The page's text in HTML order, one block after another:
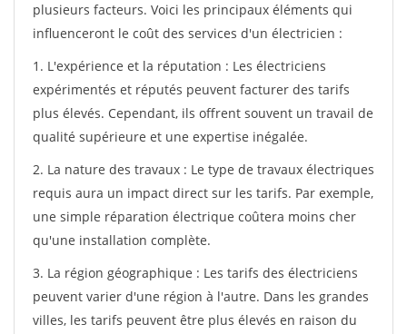
plusieurs facteurs. Voici les principaux éléments qui
influenceront le coût des services d'un électricien :
1. L'expérience et la réputation : Les électriciens
expérimentés et réputés peuvent facturer des tarifs
plus élevés. Cependant, ils offrent souvent un travail de
qualité supérieure et une expertise inégalée.
2. La nature des travaux : Le type de travaux électriques
requis aura un impact direct sur les tarifs. Par exemple,
une simple réparation électrique coûtera moins cher
qu'une installation complète.
3. La région géographique : Les tarifs des électriciens
peuvent varier d'une région à l'autre. Dans les grandes
villes, les tarifs peuvent être plus élevés en raison du